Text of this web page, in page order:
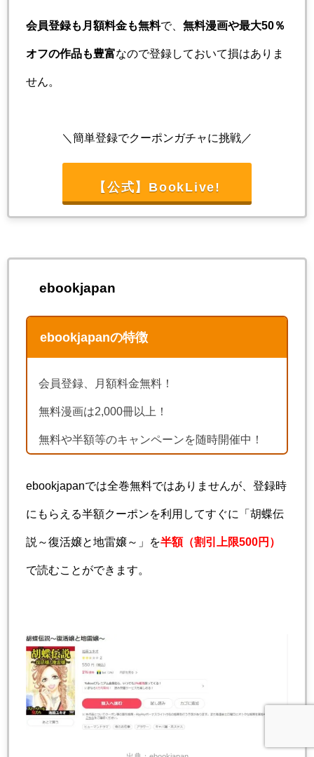
会員登録も月額料金も無料で、 無料漫画や最大50％
オフの作品も豊富なので登録しておいて損はありま
せん。
＼簡単登録でクーポンガチャに挑戦／
【公式】BookLive!
ebookjapan
ebookjapanの特徴
会員登録、月額料金無料！
無料漫画は2,000冊以上！
無料や半額等のキャンペーンを随時開催中！
ebookjapanでは全巻無料ではありませんが、登録時
にもらえる半額クーポンを利用してすぐに「胡蝶伝
説～復活嬢と地雷嬢～」を半額（割引上限500円）
で読むことができます。